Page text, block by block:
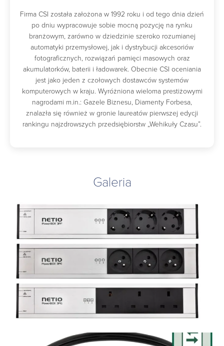
Firma CSI została założona w 1992 roku i od tego dnia dzień
po dniu wypracowuje sobie mocną pozycję na rynku
branżowym, zarówno w dziedzinie szeroko rozumianej
automatyki przemysłowej, jak i dystrybucji akcesoriów
fotograficznych, rozwiązań pamięci masowych oraz
akumulatorków, baterii i ładowarek. Obecnie CSI oceniania
jest jako jeden z czołowych dostawców systemów
komputerowych w kraju. Wyróżniona wieloma prestiżowymi
nagrodami m.in.: Gazele Biznesu, Diamenty Forbesa,
znalazła się również w gronie laureatów pierwszej edycji
rankingu najzdrowszych przedsiębiorstw „Wehikuły Czasu”.
Galeria